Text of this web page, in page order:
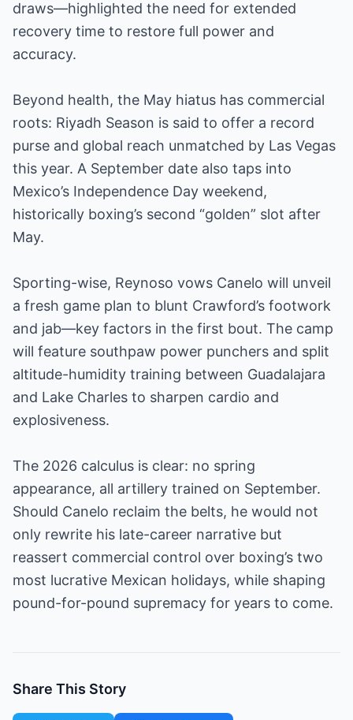
draws—highlighted the need for extended
recovery time to restore full power and
accuracy.
Beyond health, the May hiatus has commercial
roots: Riyadh Season is said to offer a record
purse and global reach unmatched by Las Vegas
this year. A September date also taps into
Mexico’s Independence Day weekend,
historically boxing’s second “golden” slot after
May.
Sporting-wise, Reynoso vows Canelo will unveil
a fresh game plan to blunt Crawford’s footwork
and jab—key factors in the first bout. The camp
will feature southpaw power punchers and split
altitude-humidity training between Guadalajara
and Lake Charles to sharpen cardio and
explosiveness.
The 2026 calculus is clear: no spring
appearance, all artillery trained on September.
Should Canelo reclaim the belts, he would not
only rewrite his late-career narrative but
reassert commercial control over boxing’s two
most lucrative Mexican holidays, while shaping
pound-for-pound supremacy for years to come.
Share This Story